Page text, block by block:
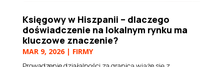
Księgowy w Hiszpanii – dlaczego
doświadczenie na lokalnym rynku ma
kluczowe znaczenie?
MAR 9, 2026| FIRMY